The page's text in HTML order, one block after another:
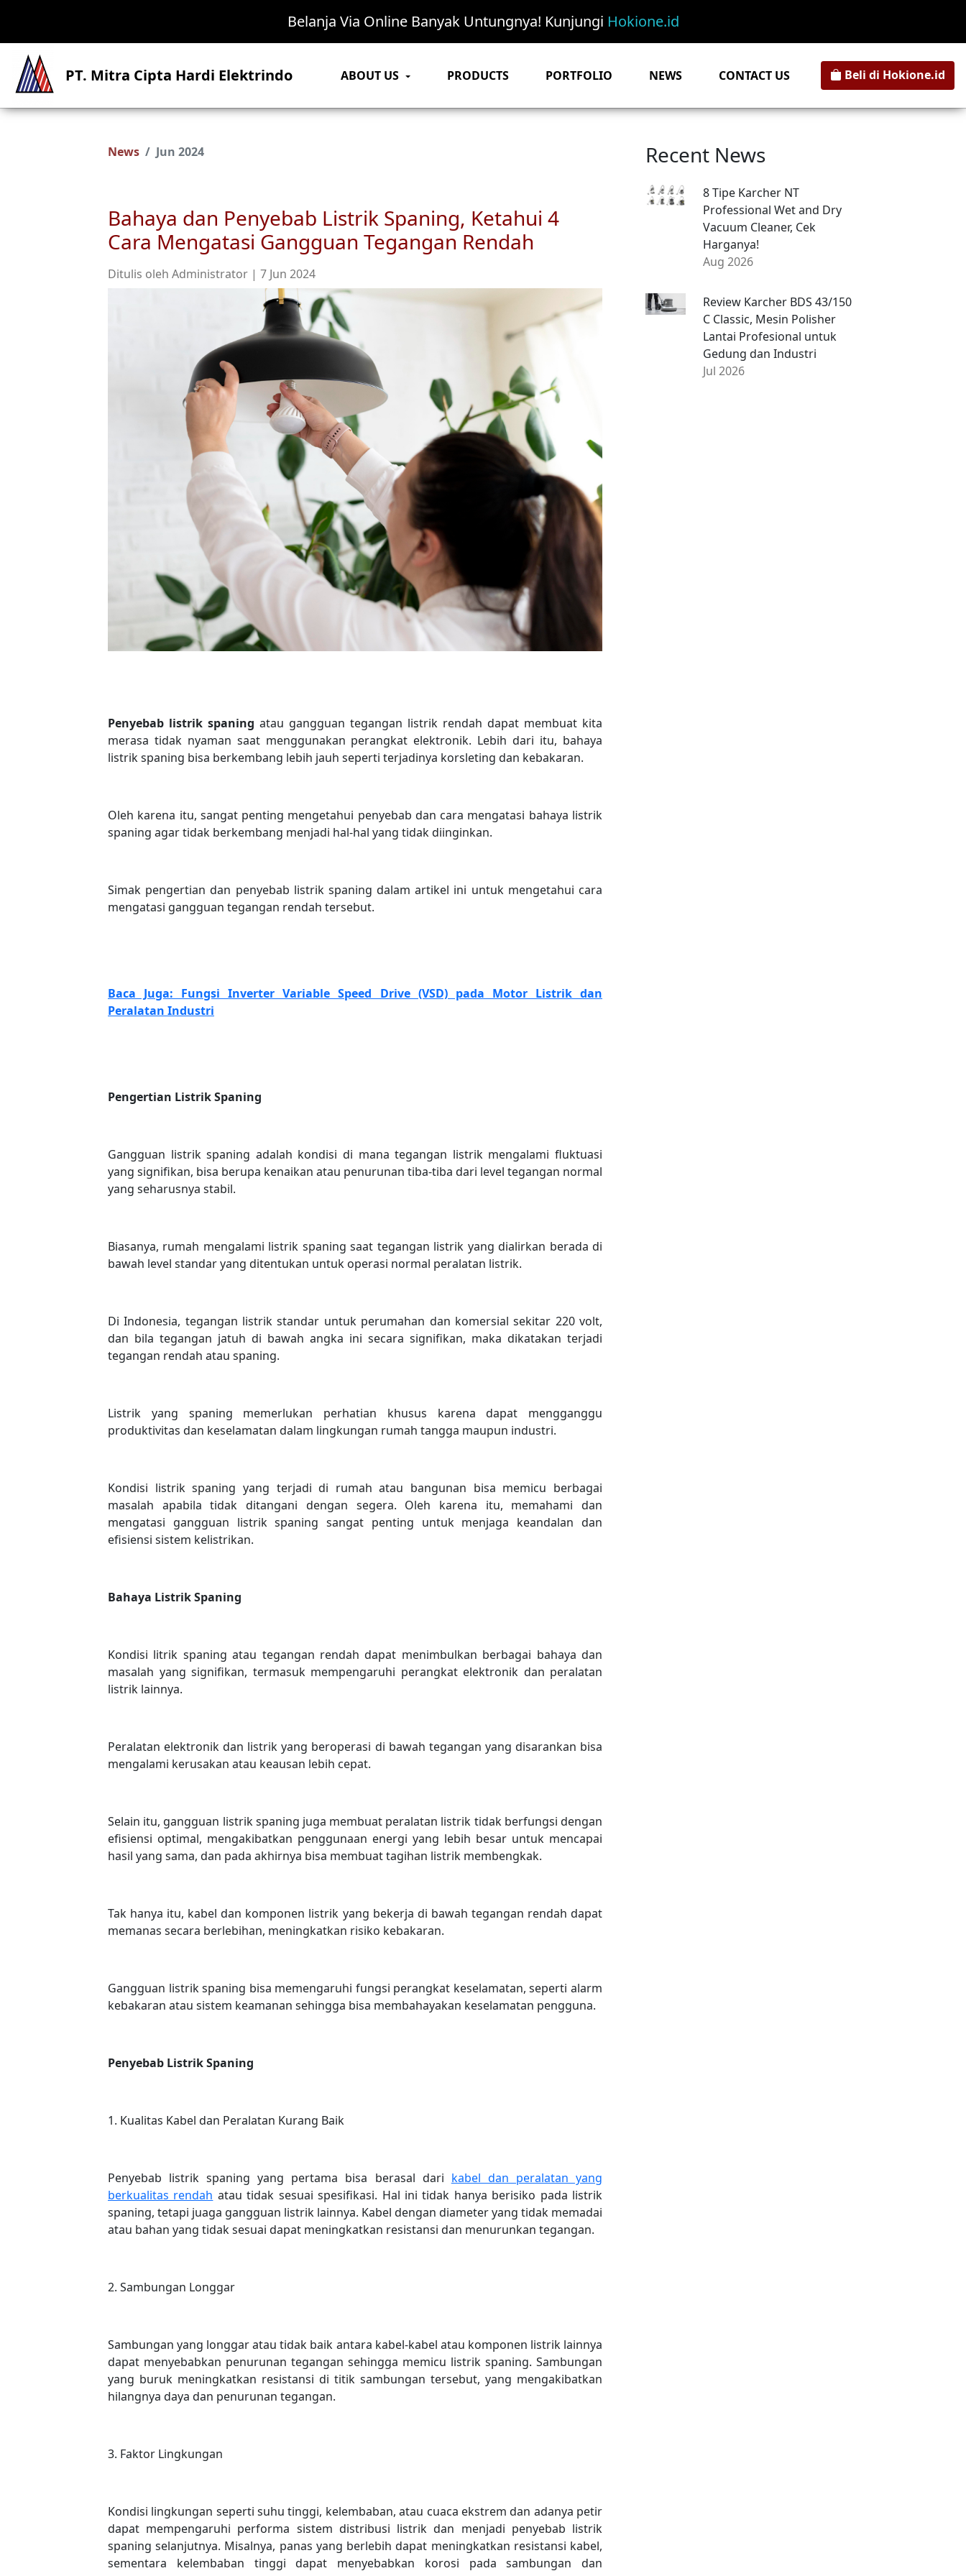
Belanja Via Online Banyak Untungnya! Kunjungi Hokione.id
PT. Mitra Cipta Hardi Elektrindo ABOUT US PRODUCTS PORTFOLIO NEWS CONTACT US Beli di Hokione.id
News Jun 2024
Bahaya dan Penyebab Listrik Spaning, Ketahui 4
Cara Mengatasi Gangguan Tegangan Rendah
Ditulis oleh Administrator | 7 Jun 2024
Penyebab listrik spaning atau gangguan tegangan listrik rendah dapat membuat kita
merasa tidak nyaman saat menggunakan perangkat elektronik. Lebih dari itu, bahaya
listrik spaning bisa berkembang lebih jauh seperti terjadinya korsleting dan kebakaran.
Oleh karena itu, sangat penting mengetahui penyebab dan cara mengatasi bahaya listrik
spaning agar tidak berkembang menjadi hal-hal yang tidak diinginkan.
Simak pengertian dan penyebab listrik spaning dalam artikel ini untuk mengetahui cara
mengatasi gangguan tegangan rendah tersebut.
Baca Juga: Fungsi Inverter Variable Speed Drive (VSD) pada Motor Listrik dan
Peralatan Industri
Pengertian Listrik Spaning
Gangguan listrik spaning adalah kondisi di mana tegangan listrik mengalami fluktuasi
yang signifikan, bisa berupa kenaikan atau penurunan tiba-tiba dari level tegangan normal
yang seharusnya stabil.
Biasanya, rumah mengalami listrik spaning saat tegangan listrik yang dialirkan berada di
bawah level standar yang ditentukan untuk operasi normal peralatan listrik.
Di Indonesia, tegangan listrik standar untuk perumahan dan komersial sekitar 220 volt,
dan bila tegangan jatuh di bawah angka ini secara signifikan, maka dikatakan terjadi
tegangan rendah atau spaning.
Listrik yang spaning memerlukan perhatian khusus karena dapat mengganggu
produktivitas dan keselamatan dalam lingkungan rumah tangga maupun industri.
Kondisi listrik spaning yang terjadi di rumah atau bangunan bisa memicu berbagai
masalah apabila tidak ditangani dengan segera. Oleh karena itu, memahami dan
mengatasi gangguan listrik spaning sangat penting untuk menjaga keandalan dan
efisiensi sistem kelistrikan.
Bahaya Listrik Spaning
Kondisi litrik spaning atau tegangan rendah dapat menimbulkan berbagai bahaya dan
masalah yang signifikan, termasuk mempengaruhi perangkat elektronik dan peralatan
listrik lainnya.
Peralatan elektronik dan listrik yang beroperasi di bawah tegangan yang disarankan bisa
mengalami kerusakan atau keausan lebih cepat.
Selain itu, gangguan listrik spaning juga membuat peralatan listrik tidak berfungsi dengan
efisiensi optimal, mengakibatkan penggunaan energi yang lebih besar untuk mencapai
hasil yang sama, dan pada akhirnya bisa membuat tagihan listrik membengkak.
Tak hanya itu, kabel dan komponen listrik yang bekerja di bawah tegangan rendah dapat
memanas secara berlebihan, meningkatkan risiko kebakaran.
Gangguan listrik spaning bisa memengaruhi fungsi perangkat keselamatan, seperti alarm
kebakaran atau sistem keamanan sehingga bisa membahayakan keselamatan pengguna.
Penyebab Listrik Spaning
1. Kualitas Kabel dan Peralatan Kurang Baik
Penyebab listrik spaning yang pertama bisa berasal dari kabel dan peralatan yang
berkualitas rendah atau tidak sesuai spesifikasi. Hal ini tidak hanya berisiko pada listrik
spaning, tetapi juaga gangguan listrik lainnya. Kabel dengan diameter yang tidak memadai
atau bahan yang tidak sesuai dapat meningkatkan resistansi dan menurunkan tegangan.
2. Sambungan Longgar
Sambungan yang longgar atau tidak baik antara kabel-kabel atau komponen listrik lainnya
dapat menyebabkan penurunan tegangan sehingga memicu listrik spaning. Sambungan
yang buruk meningkatkan resistansi di titik sambungan tersebut, yang mengakibatkan
hilangnya daya dan penurunan tegangan.
3. Faktor Lingkungan
Kondisi lingkungan seperti suhu tinggi, kelembaban, atau cuaca ekstrem dan adanya petir
dapat mempengaruhi performa sistem distribusi listrik dan menjadi penyebab listrik
spaning selanjutnya. Misalnya, panas yang berlebih dapat meningkatkan resistansi kabel,
sementara kelembaban tinggi dapat menyebabkan korosi pada sambungan dan
Recent News
8 Tipe Karcher NT
Professional Wet and Dry
Vacuum Cleaner, Cek
Harganya!
Aug 2026
Review Karcher BDS 43/150
C Classic, Mesin Polisher
Lantai Profesional untuk
Gedung dan Industri
Jul 2026